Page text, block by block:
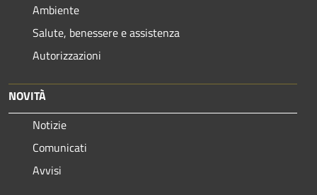
Ambiente
Salute, benessere e assistenza
Autorizzazioni
NOVITÀ
Notizie
Comunicati
Avvisi